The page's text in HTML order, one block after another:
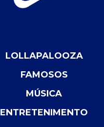
LOLLAPALOOZA
FAMOSOS
MÚSICA
ENTRETENIMENTO